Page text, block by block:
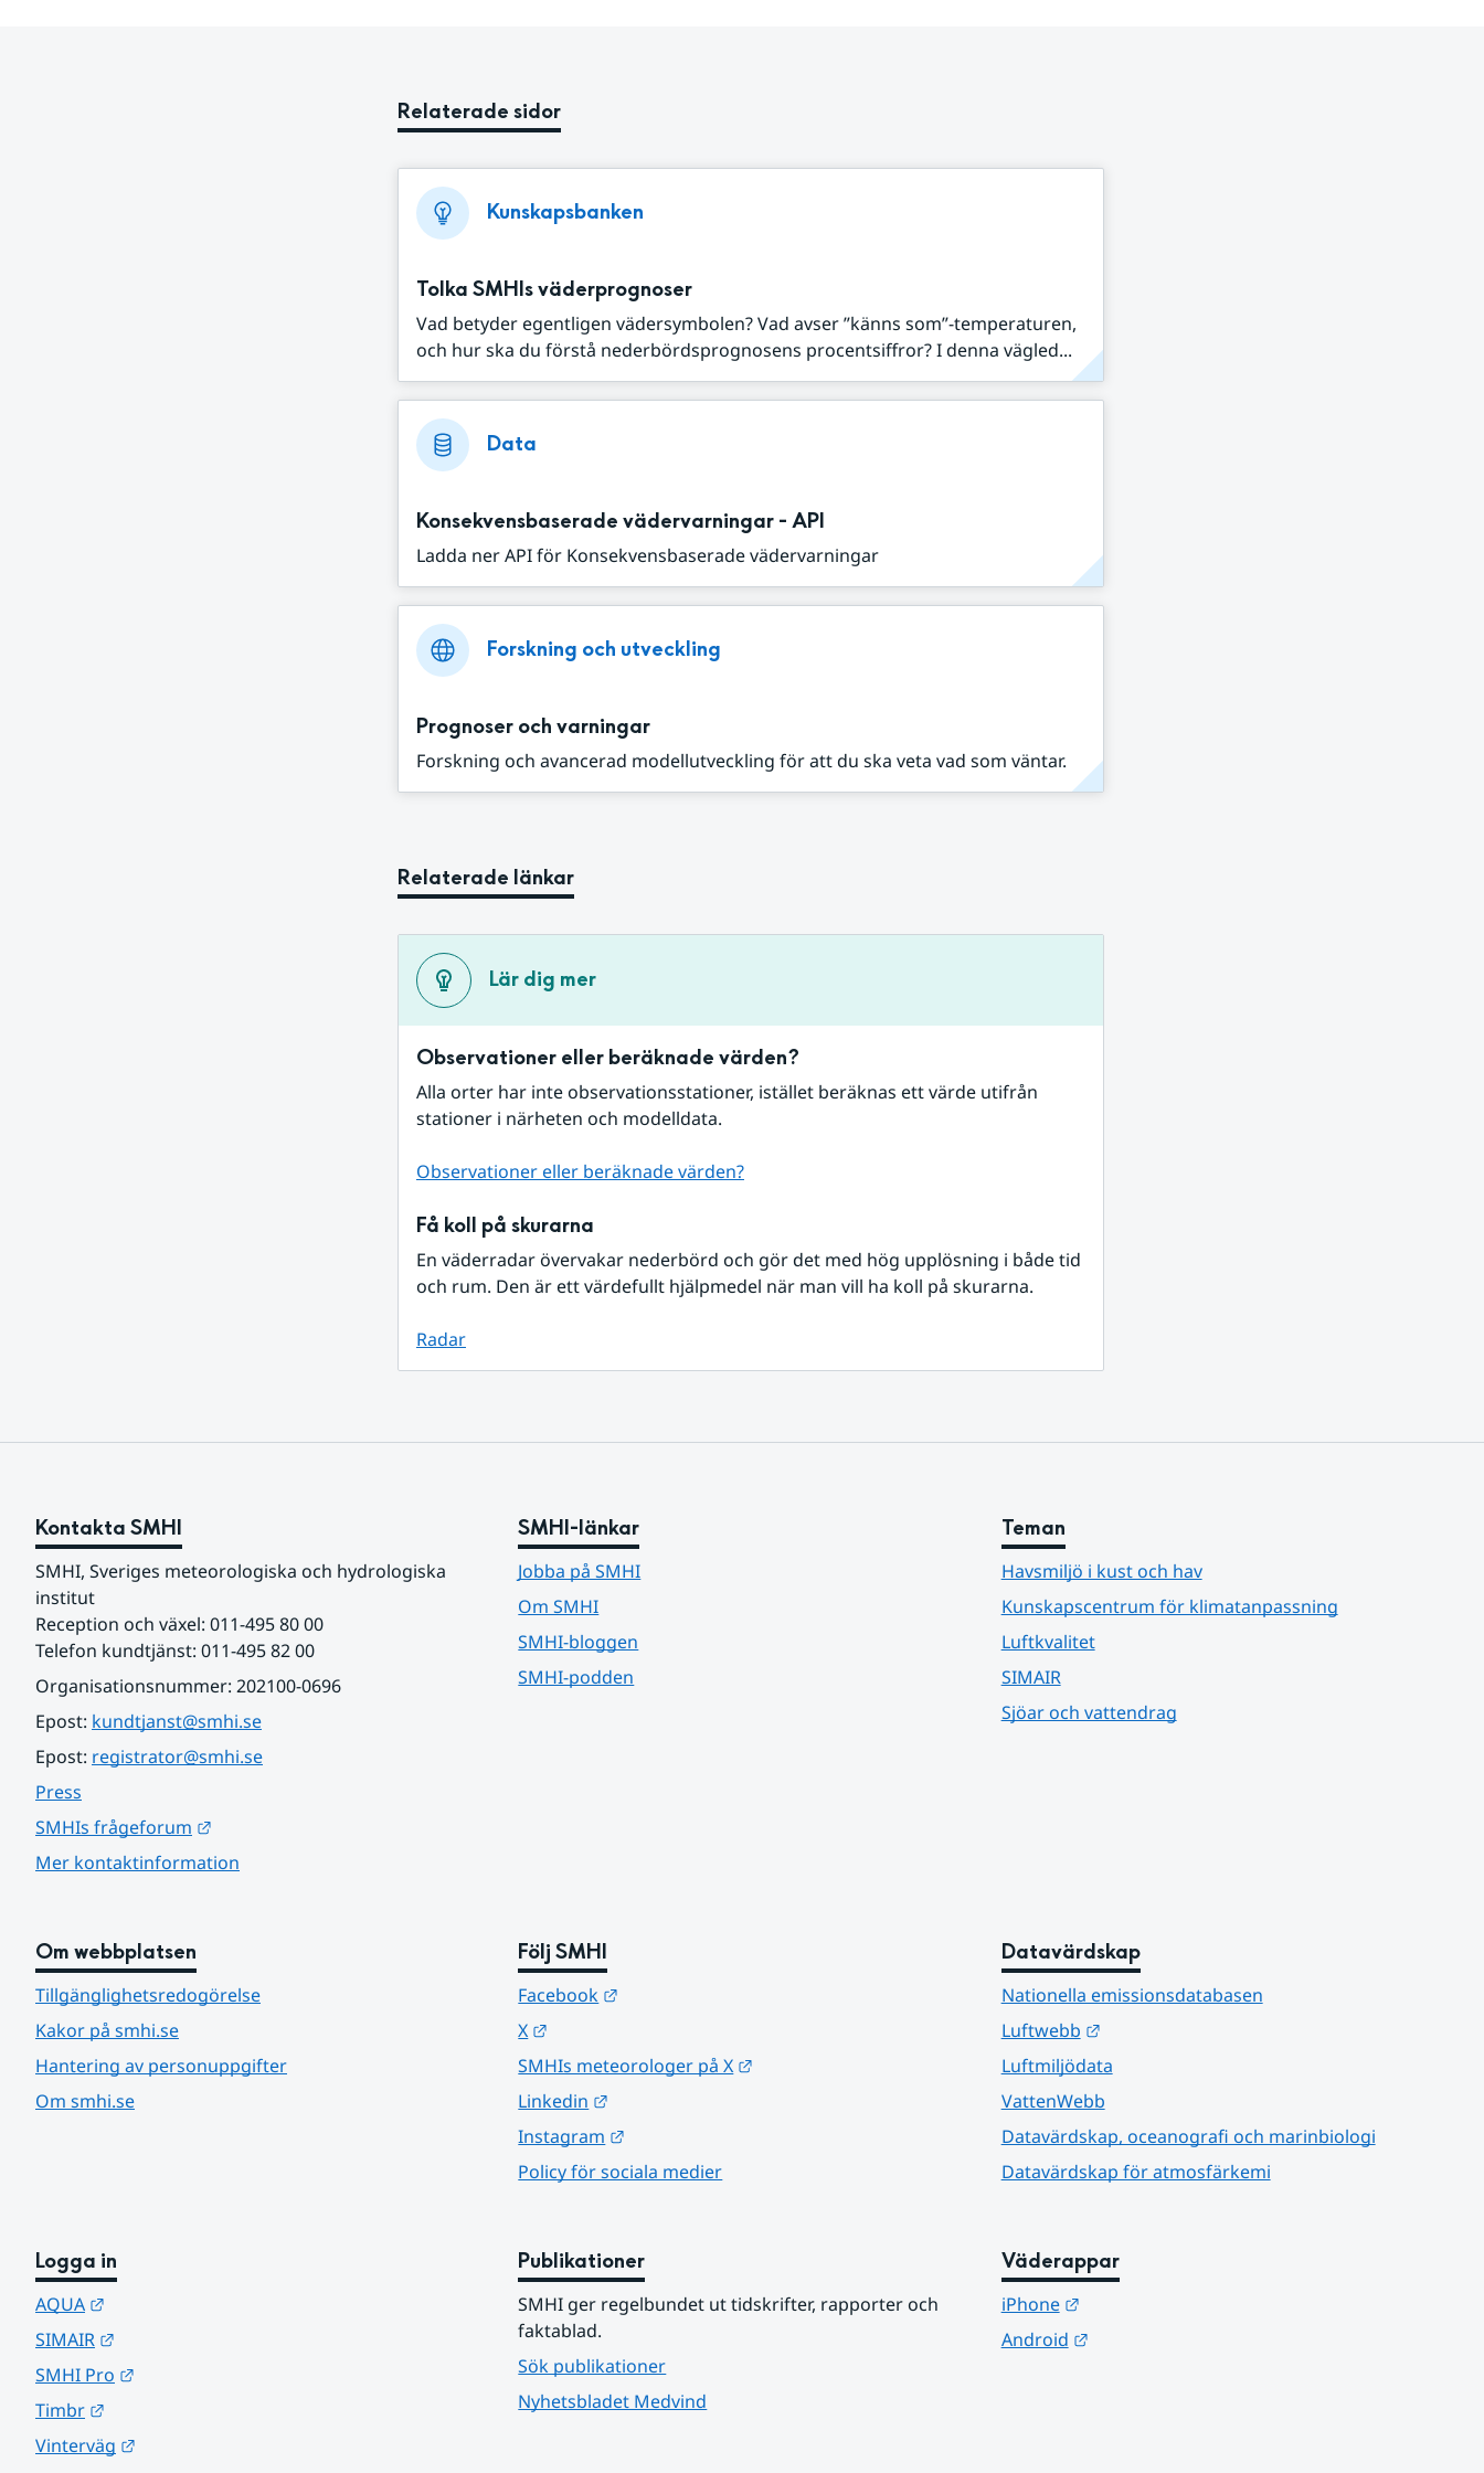
Relaterade sidor
Kunskapsbanken
Tolka SMHIs väderprognoser
Vad betyder egentligen vädersymbolen? Vad avser ”känns som”-temperaturen,
och hur ska du förstå nederbördsprognosens procentsiffror? I denna vägled...
Data
Konsekvensbaserade vädervarningar - API
Ladda ner API för Konsekvensbaserade vädervarningar
Forskning och utveckling
Prognoser och varningar
Forskning och avancerad modellutveckling för att du ska veta vad som väntar.
Relaterade länkar
Lär dig mer
Observationer eller beräknade värden?
Alla orter har inte observationsstationer, istället beräknas ett värde utifrån
stationer i närheten och modelldata.
Observationer eller beräknade värden?
Få koll på skurarna
En väderradar övervakar nederbörd och gör det med hög upplösning i både tid
och rum. Den är ett värdefullt hjälpmedel när man vill ha koll på skurarna.
Radar
Kontakta SMHI
SMHI, Sveriges meteorologiska och hydrologiska
institut
Reception och växel: 011-495 80 00
Telefon kundtjänst: 011-495 82 00
Organisationsnummer: 202100-0696
Epost: kundtjanst@smhi.se
Epost: registrator@smhi.se
Press
SMHIs frågeforum
Mer kontaktinformation
SMHI-länkar
Jobba på SMHI
Om SMHI
SMHI-bloggen
SMHI-podden
Teman
Havsmiljö i kust och hav
Kunskapscentrum för klimatanpassning
Luftkvalitet
SIMAIR
Sjöar och vattendrag
Om webbplatsen
Tillgänglighetsredogörelse
Kakor på smhi.se
Hantering av personuppgifter
Om smhi.se
Följ SMHI
Facebook
X
SMHIs meteorologer på X
Linkedin
Instagram
Policy för sociala medier
Datavärdskap
Nationella emissionsdatabasen
Luftwebb
Länk till annan webbplats.
Luftmiljödata
VattenWebb
Datavärdskap, oceanografi och marinbiologi
Datavärdskap för atmosfärkemi
Logga in
AQUA
SIMAIR
SMHI Pro
Timbr
Vinterväg
Publikationer
SMHI ger regelbundet ut tidskrifter, rapporter och
faktablad.
Sök publikationer
Nyhetsbladet Medvind
Väderappar
iPhone
Länk till annan webbplats.
Android
Länk till annan webbplats.